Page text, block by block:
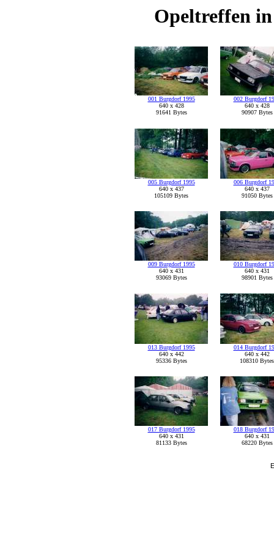
Opeltreffen
001 Burgdorf 1995
640 x 428
91641 Bytes
002 Burgdorf
640 x 428
90907 Bytes
005 Burgdorf 1995
640 x 437
105109 Bytes
006 Burgdorf
640 x 437
91050 Bytes
009 Burgdorf 1995
640 x 431
93069 Bytes
010 Burgdorf
640 x 431
98901 Bytes
013 Burgdorf 1995
640 x 442
95336 Bytes
014 Burgdorf
640 x 442
108310 Bytes
017 Burgdorf 1995
640 x 431
81133 Bytes
018 Burgdorf
640 x 431
68220 Bytes